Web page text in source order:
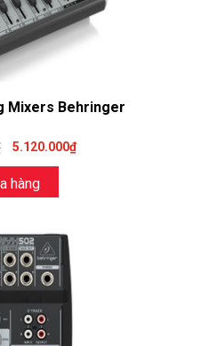
Mixers Behringer
5.120.000₫
hàng